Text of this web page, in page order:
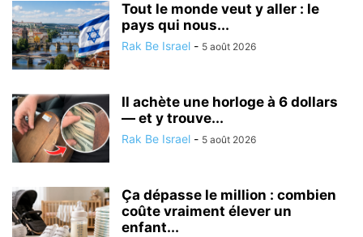
Tout le monde veut y aller : le
pays qui nous...
Rak Be Israel - 5 août 2026
Il achète une horloge à 6 dollars
— et y trouve...
Rak Be Israel - 5 août 2026
Ça dépasse le million : combien
coûte vraiment élever un
enfant...